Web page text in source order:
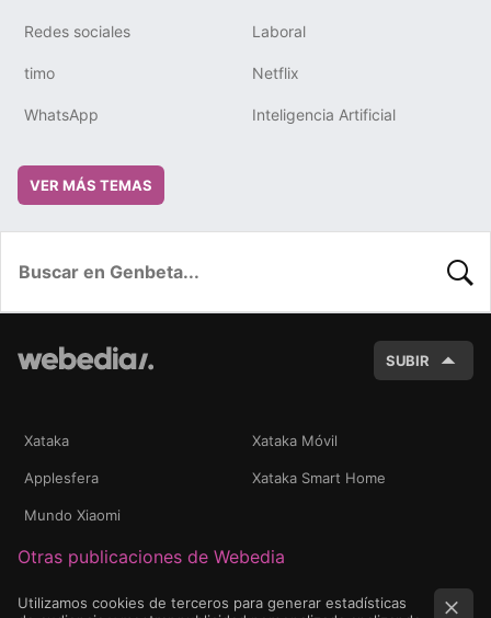
Redes sociales Laboral
timo Netflix
WhatsApp Inteligencia Artificial
VER MÁS TEMAS
SUBIR
Xataka Xataka Móvil
Applesfera Xataka Smart Home
Mundo Xiaomi
Otras publicaciones de Webedia
Utilizamos cookies de terceros para generar estadísticas